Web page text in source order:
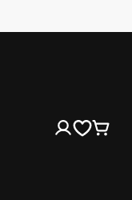
Inloggen